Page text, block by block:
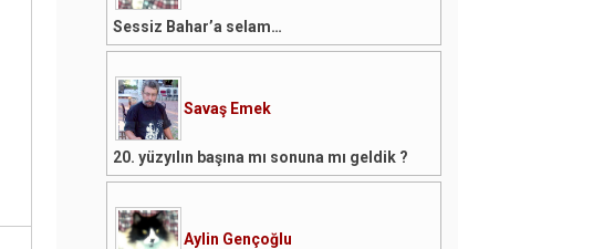
Sessiz Bahar’a selam…
Savaş Emek
20. yüzyılın başına mı sonuna mı geldik ?
Aylin Gençoğlu